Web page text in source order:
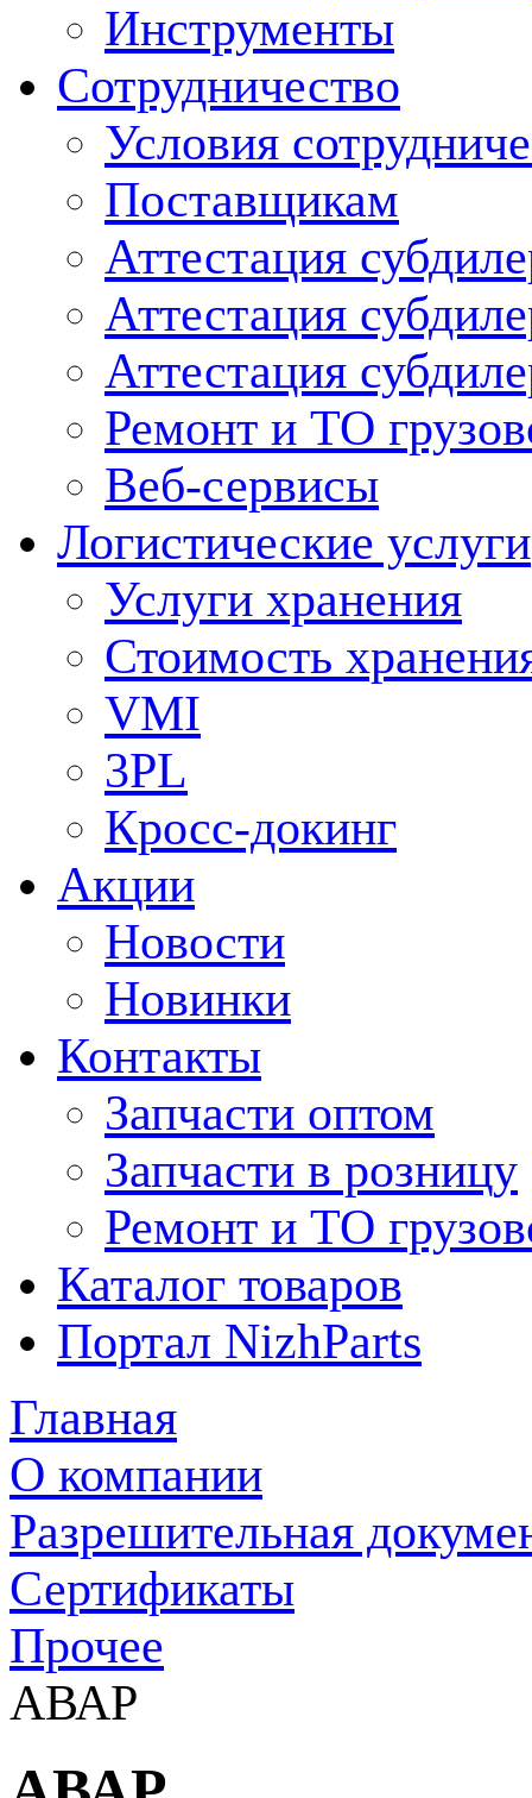
Инструменты
Сотрудничество
Условия
Поставщикам
Аттестация
Аттестация
Аттестация
Ремонт и ТО
Веб-сервисы
Логистические услуги
Услуги хранения
Стоимость
VMI
3PL
Кросс-докинг
Акции
Новости
Новинки
Контакты
Запчасти оптом
Запчасти в розницу
Ремонт и ТО
Каталог товаров
Портал NizhParts
Главная
О компании
Разрешительная
Сертификаты
Прочее
АВАР